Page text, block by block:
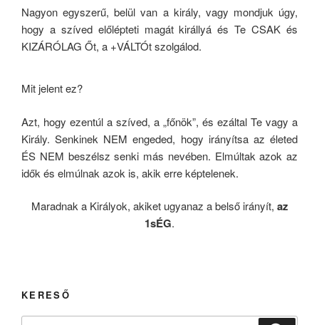
Nagyon egyszerű, belül van a király, vagy mondjuk úgy,
hogy a szíved előlépteti magát királlyá és Te CSAK és
KIZÁRÓLAG Őt, a +VÁLTÓt szolgálod.
Mit jelent ez?
Azt, hogy ezentúl a szíved, a „főnök”, és ezáltal Te vagy a
Király. Senkinek NEM engeded, hogy irányítsa az életed
ÉS NEM beszélsz senki más nevében. Elmúltak azok az
idők és elmúlnak azok is, akik erre képtelenek.
Maradnak a Királyok, akiket ugyanaz a belső irányít, az
1sÉG.
KERESŐ